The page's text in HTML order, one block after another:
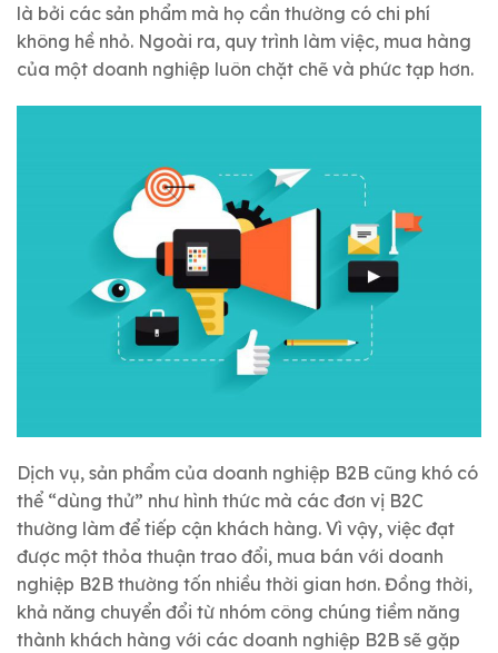
là bởi các sản phẩm mà họ cần thường có chi phí
không hề nhỏ. Ngoài ra, quy trình làm việc, mua hàng
của một doanh nghiệp luôn chặt chẽ và phức tạp hơn.
Dịch vụ, sản phẩm của doanh nghiệp B2B cũng khó có
thể “dùng thử” như hình thức mà các đơn vị B2C
thường làm để tiếp cận khách hàng. Vì vậy, việc đạt
được một thỏa thuận trao đổi, mua bán với doanh
nghiệp B2B thường tốn nhiều thời gian hơn. Đồng thời,
khả năng chuyển đổi từ nhóm công chúng tiềm năng
thành khách hàng với các doanh nghiệp B2B sẽ gặp